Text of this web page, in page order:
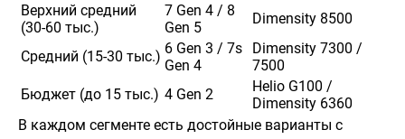
Верхний средний
(30-60 тыс.)
7 Gen 4 / 8
Gen 5
Dimensity 8500
Средний (15-30 тыс.) 6 Gen 3 / 7s
Gen 4
Dimensity 7300 /
7500
Бюджет (до 15 тыс.) 4 Gen 2
Helio G100 /
Dimensity 6360
В каждом сегменте есть достойные варианты с